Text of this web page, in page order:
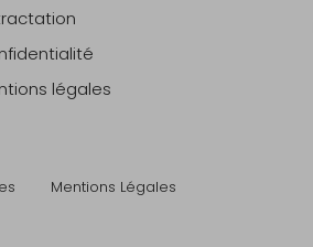
légales
Mentions Légales